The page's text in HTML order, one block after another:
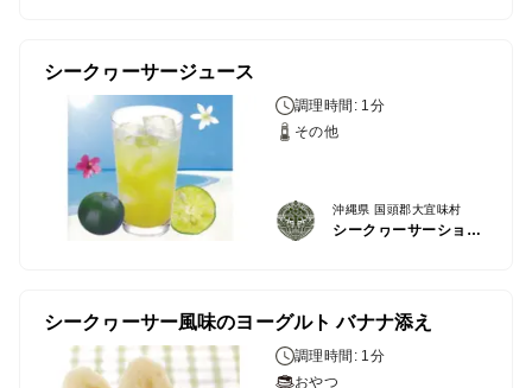
シークヮーサージュース
調理時間: 1分
その他
沖縄県 国頭郡大宜味村
シークヮーサーショップ
シークヮーサー風味のヨーグルト バナナ添え
調理時間: 1分
おやつ